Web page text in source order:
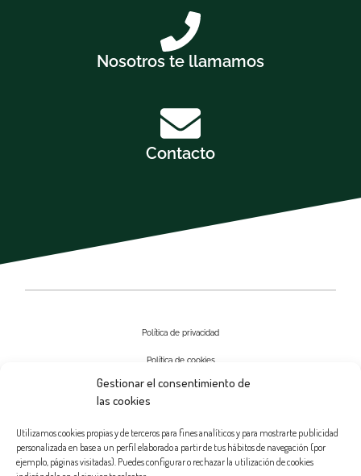
Gestionar el consentimiento de
las cookies
Utilizamos cookies propias y de terceros para fines analíticos y para mostrarte publicidad
personalizada en base a un perfil elaborado a partir de tus hábitos de navegación (por
ejemplo, páginas visitadas). Puedes configurar o rechazar la utilización de cookies
Nosotros te llamamos
Contacto
Política de privacidad
Política de cookies
Aviso Legal